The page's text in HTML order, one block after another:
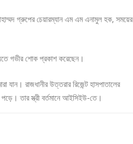
গ্রুপের চেয়ারম্যান এম এম এনামুল হক, সময়ের
গভীর শোক প্রকাশ করেছেন।
রাজধানীর উত্তরার রিজেন্ট হাসপাতালের
তার স্ত্রী বর্তমানে আইসিইউ-তে।